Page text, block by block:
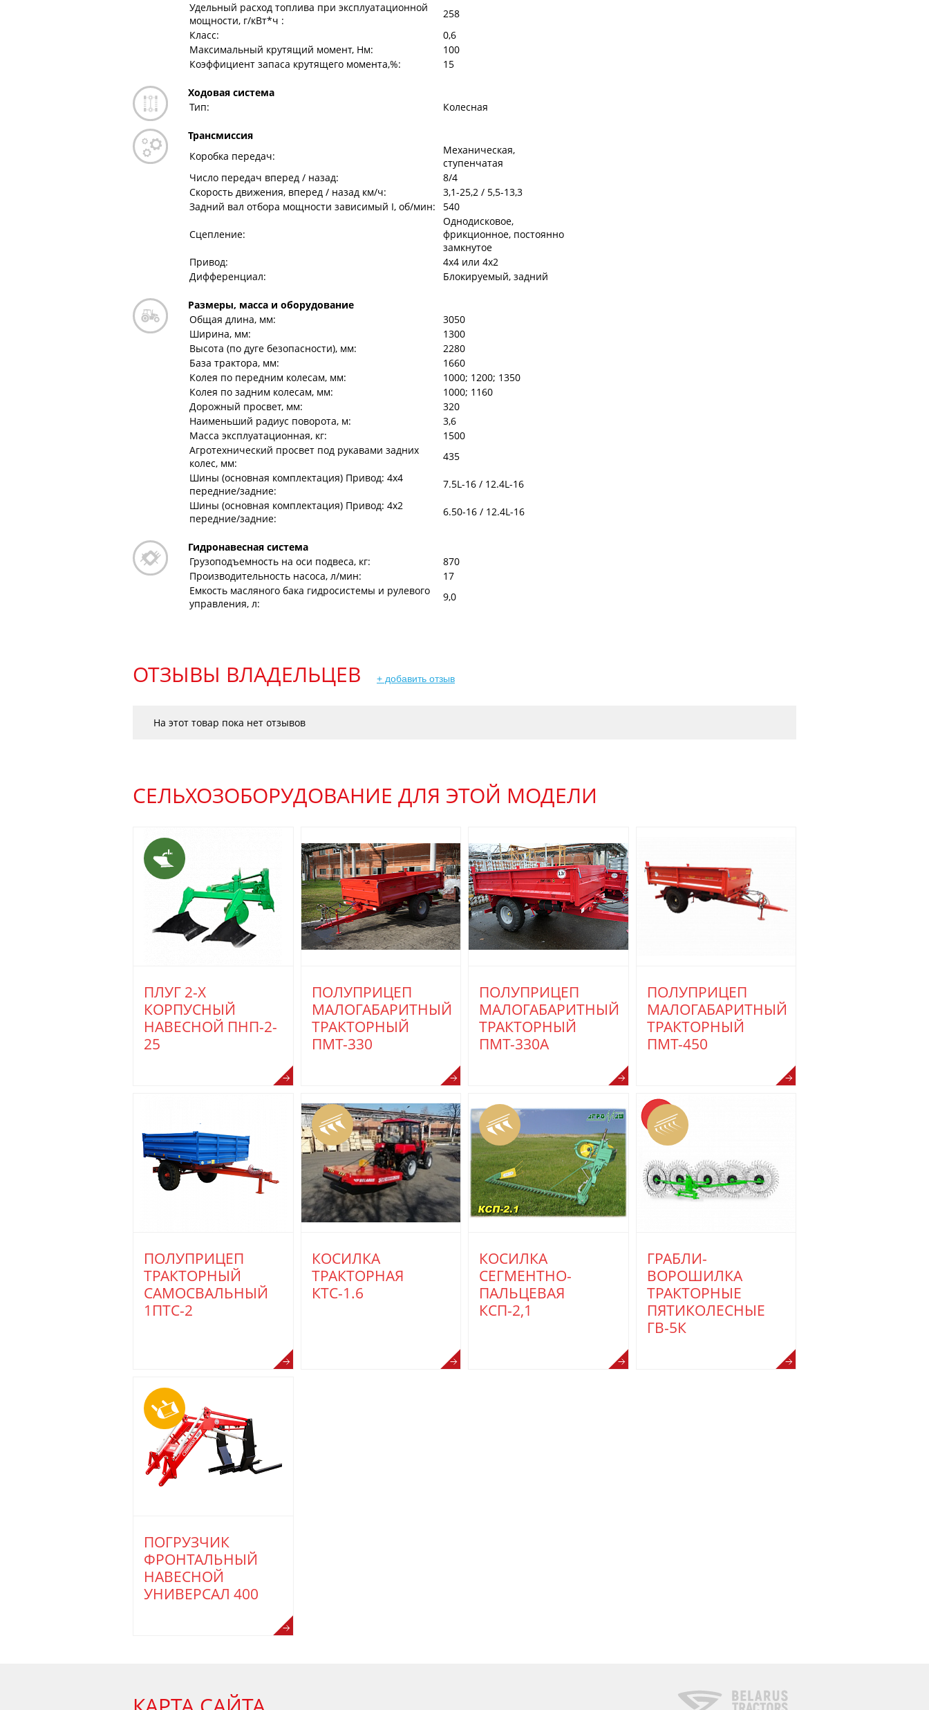
Удельный расход топлива при эксплуатационной
мощности, г/кВт*ч :
258
Класс:
0,6
Максимальный крутящий момент, Нм:
100
Коэффициент запаса крутящего момента,%:
15
Ходовая система
Тип:
Колесная
Трансмиссия
Коробка передач:
Механическая,
ступенчатая
Число передач вперед / назад:
8/4
Скорость движения, вперед / назад км/ч:
3,1-25,2 / 5,5-13,3
Задний вал отбора мощности зависимый I, об/мин:
540
Сцепление:
Однодисковое,
фрикционное, постоянно
замкнутое
Привод:
4х4 или 4х2
Дифференциал:
Блокируемый, задний
Размеры, масса и оборудование
Общая длина, мм:
3050
Ширина, мм:
1300
Высота (по дуге безопасности), мм:
2280
База трактора, мм:
1660
Колея по передним колесам, мм:
1000; 1200; 1350
Колея по задним колесам, мм:
1000; 1160
Дорожный просвет, мм:
320
Наименьший радиус поворота, м:
3,6
Масса эксплуатационная, кг:
1500
Агротехнический просвет под рукавами задних
колес, мм:
435
Шины (основная комплектация) Привод: 4x4
передние/задние:
7.5L-16 / 12.4L-16
Шины (основная комплектация) Привод: 4х2
передние/задние:
6.50-16 / 12.4L-16
Гидронавесная система
Грузоподъемность на оси подвеса, кг:
870
Производительность насоса, л/мин:
17
Емкость масляного бака гидросистемы и рулевого
управления, л:
9,0
ОТЗЫВЫ ВЛАДЕЛЬЦЕВ + добавить отзыв
На этот товар пока нет отзывов
СЕЛЬХОЗОБОРУДОВАНИЕ ДЛЯ ЭТОЙ МОДЕЛИ
ПЛУГ 2-Х
КОРПУСНЫЙ
НАВЕСНОЙ ПНП-2-
25
ПОЛУПРИЦЕП
МАЛОГАБАРИТНЫЙ
ТРАКТОРНЫЙ
ПМТ-330
ПОЛУПРИЦЕП
МАЛОГАБАРИТНЫЙ
ТРАКТОРНЫЙ
ПМТ-330А
ПОЛУПРИЦЕП
МАЛОГАБАРИТНЫЙ
ТРАКТОРНЫЙ
ПМТ-450
ПОЛУПРИЦЕП
ТРАКТОРНЫЙ
САМОСВАЛЬНЫЙ
1ПТС-2
КОСИЛКА
ТРАКТОРНАЯ
КТС-1.6
КОСИЛКА
СЕГМЕНТНО-
ПАЛЬЦЕВАЯ
КСП-2,1
ГРАБЛИ-
ВОРОШИЛКА
ТРАКТОРНЫЕ
ПЯТИКОЛЕСНЫЕ
ГВ-5К
ПОГРУЗЧИК
ФРОНТАЛЬНЫЙ
НАВЕСНОЙ
УНИВЕРСАЛ 400